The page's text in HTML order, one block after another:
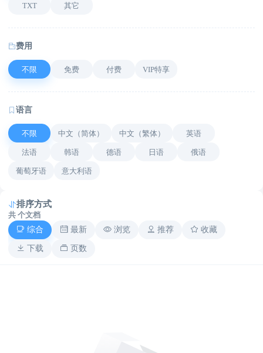
TXT 其它
费用
不限 免费 付费 VIP特享
语言
不限 中文（简体） 中文（繁体） 英语
法语 韩语 德语 日语 俄语
葡萄牙语 意大利语
排序方式
共 个文档
综合
最新 浏览 推荐 收藏
下载 页数